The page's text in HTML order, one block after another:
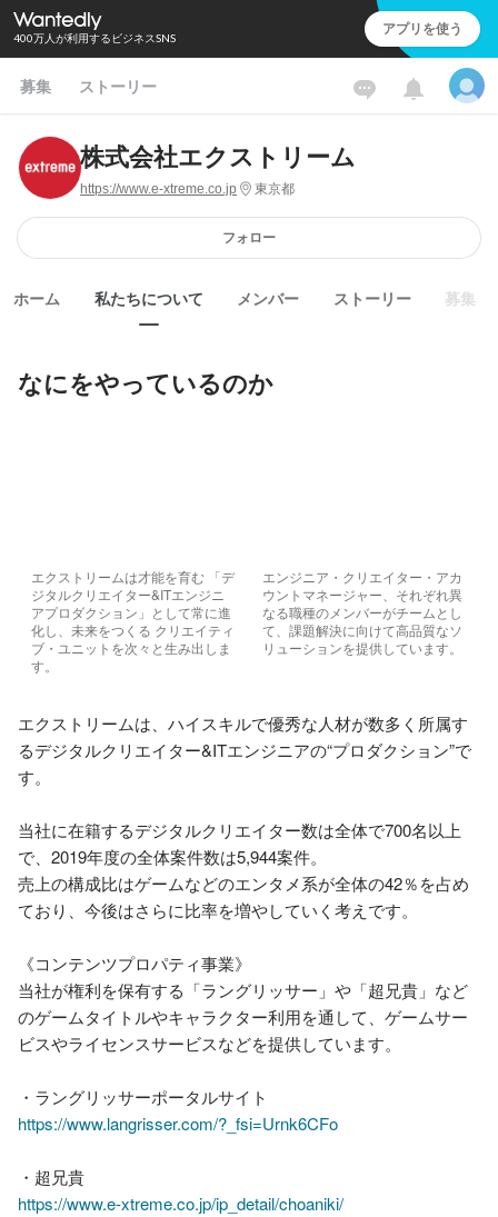
400万人が利用するビジネスSNS アプリを使う
募集 ストーリー
株式会社エクストリーム
https://www.e-xtreme.co.jp 東京都
フォロー
ホーム 私たちについて メンバー ストーリー 募集
なにをやっているのか
エクストリームは才能を育む 「デ
ジタルクリエイター&ITエンジニ
アプロダクション」として常に進
化し、未来をつくる クリエイティ
ブ・ユニットを次々と生み出しま
す。
エンジニア・クリエイター・アカ
ウントマネージャー、それぞれ異
なる職種のメンバーがチームとし
て、課題解決に向けて高品質なソ
リューションを提供しています。
エクストリームは、ハイスキルで優秀な人材が数多く所属す
るデジタルクリエイター&ITエンジニアの“プロダクション”で
す。
当社に在籍するデジタルクリエイター数は全体で700名以上
で、2019年度の全体案件数は5,944案件。
売上の構成比はゲームなどのエンタメ系が全体の42％を占め
ており、今後はさらに比率を増やしていく考えです。
《コンテンツプロパティ事業》
当社が権利を保有する「ラングリッサー」や「超兄貴」など
のゲームタイトルやキャラクター利用を通して、ゲームサー
ビスやライセンスサービスなどを提供しています。
https://www.langrisser.com/?_fsi=Urnk6CFo
https://www.e-xtreme.co.jp/ip_detail/choaniki/